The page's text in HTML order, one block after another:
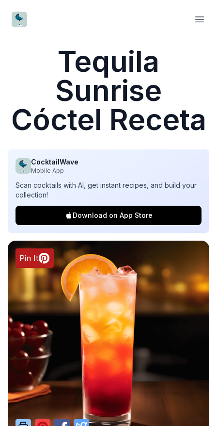
CocktailWave
Tequila
Sunrise
Cóctel Receta
CocktailWave
Mobile App
Scan cocktails with AI, get instant recipes, and build your
collection!
Download on App Store
Pin It